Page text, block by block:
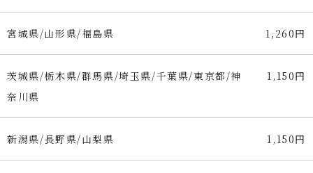
宮城県/山形県/福島県 1,260円
茨城県/栃木県/群馬県/埼玉県/千葉県/東京都/神
奈川県
1,150円
新潟県/長野県/山梨県 1,150円